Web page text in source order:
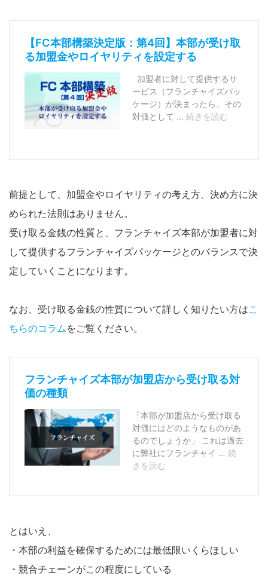
前提として、加盟金やロイヤリティの考え方、決め方に決
められた法則はありません。
受け取る金銭の性質と、フランチャイズ本部が加盟者に対
して提供するフランチャイズパッケージとのバランスで決
定していくことになります。
なお、受け取る金銭の性質について詳しく知りたい方はこ
ちらのコラムをご覧ください。
とはいえ、
・本部の利益を確保するためには最低限いくらほしい
・競合チェーンがこの程度にしている